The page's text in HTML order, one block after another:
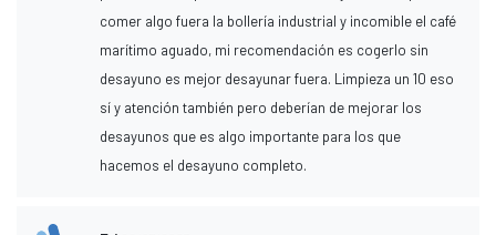
comer algo fuera la bollería industrial y incomible el café
marítimo aguado, mi recomendación es cogerlo sin
desayuno es mejor desayunar fuera. Limpieza un 10 eso
sí y atención también pero deberían de mejorar los
desayunos que es algo importante para los que
hacemos el desayuno completo.